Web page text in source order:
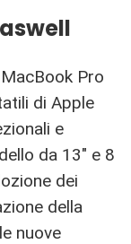
Pro
di Apple
e
da 13″ e 8
dei
della
nuove